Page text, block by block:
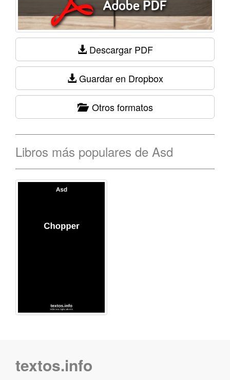
Descargar PDF
Guardar en Dropbox
Otros formatos
Libros más populares de Asd
textos.info